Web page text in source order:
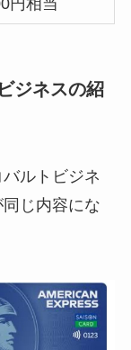
円相当
ジネスの紹
ルトビジネ
じ内容にな